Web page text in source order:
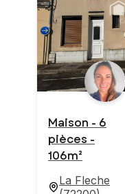
Maison - 6
pièces -
106m²
La Fleche